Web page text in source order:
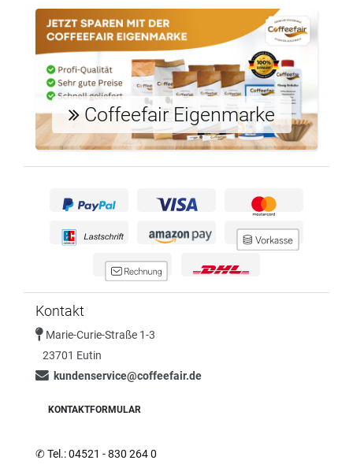
Coffeefair Eigenmarke
Kontakt
Marie-Curie-Straße 1-3
23701 Eutin
kundenservice@coffeefair.de
KONTAKTFORMULAR
✆Tel.: 04521 - 830 264 0